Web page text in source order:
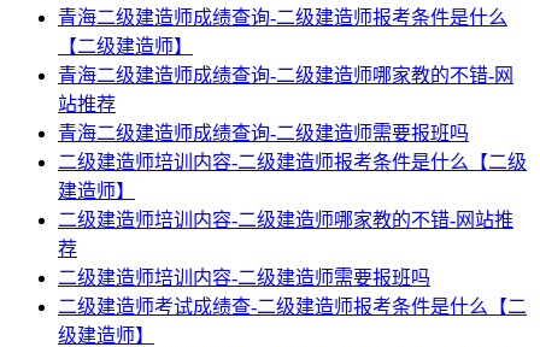
青海二级建造师成绩查询-二级建造师报考条件是什么
【二级建造师】
青海二级建造师成绩查询-二级建造师哪家教的不错-网
站推荐
青海二级建造师成绩查询-二级建造师需要报班吗
二级建造师培训内容-二级建造师报考条件是什么【二级
建造师】
二级建造师培训内容-二级建造师哪家教的不错-网站推
荐
二级建造师培训内容-二级建造师需要报班吗
二级建造师考试成绩查-二级建造师报考条件是什么【二
级建造师】